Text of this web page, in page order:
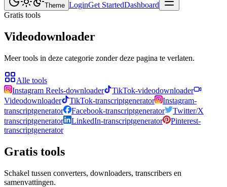
Theme LoginGet StartedDashboard
Gratis tools
Videodownloader
Meer tools in deze categorie zonder deze pagina te verlaten.
Alle tools
Instagram Reels-downloader
TikTok-videodownloader
Videodownloader
TikTok-transcriptgenerator
Instagram-
transcriptgenerator
Facebook-transcriptgenerator
Twitter/X
transcriptgenerator
LinkedIn-transcriptgenerator
Pinterest-
transcriptgenerator
Gratis tools
Schakel tussen converters, downloaders, transcribers en
samenvattingen.